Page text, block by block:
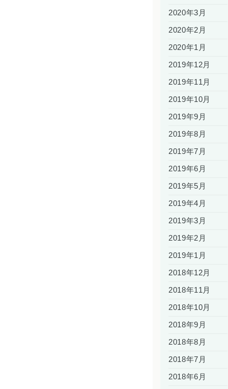
2020年3月
2020年2月
2020年1月
2019年12月
2019年11月
2019年10月
2019年9月
2019年8月
2019年7月
2019年6月
2019年5月
2019年4月
2019年3月
2019年2月
2019年1月
2018年12月
2018年11月
2018年10月
2018年9月
2018年8月
2018年7月
2018年6月